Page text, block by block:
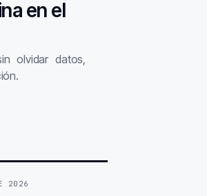
en el
olvidar datos,
2026